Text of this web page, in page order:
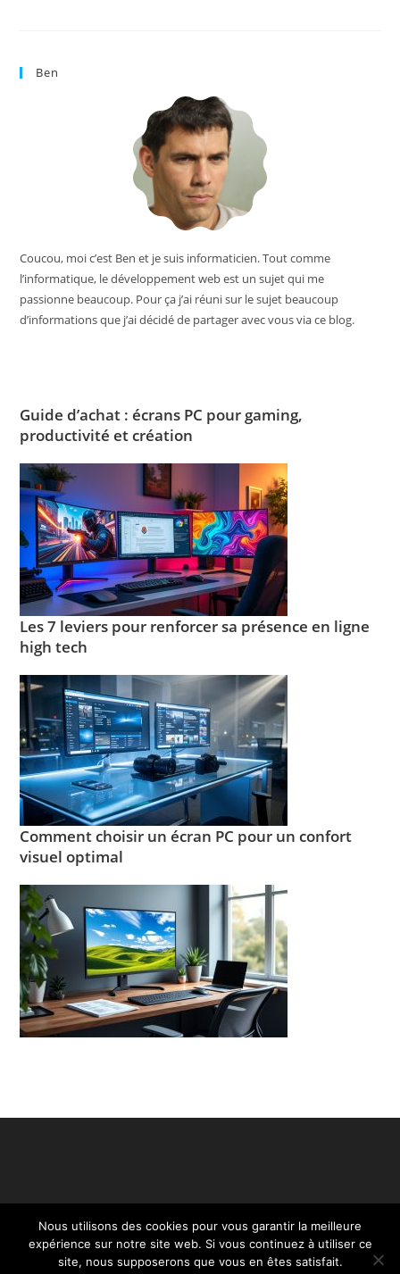
Ben
Coucou, moi c’est Ben et je suis informaticien. Tout comme
l’informatique, le développement web est un sujet qui me
passionne beaucoup. Pour ça j’ai réuni sur le sujet beaucoup
d’informations que j’ai décidé de partager avec vous via ce blog.
Guide d’achat : écrans PC pour gaming,
productivité et création
Les 7 leviers pour renforcer sa présence en ligne
high tech
Comment choisir un écran PC pour un confort
visuel optimal
Nous utilisons des cookies pour vous garantir la meilleure
expérience sur notre site web. Si vous continuez à utiliser ce
site, nous supposerons que vous en êtes satisfait.